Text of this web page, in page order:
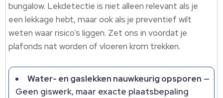
bungalow.​ Lekdetectie is niet alleen relevant als je
een lekkage hebt, maar ook als je preventief wilt
weten waar risico’s liggen.​ Zet ons in voordat je
plafonds nat worden of vloeren krom trekken.​
Water- en gaslekken nauwkeurig opsporen —
Geen giswerk, maar exacte plaatsbepaling